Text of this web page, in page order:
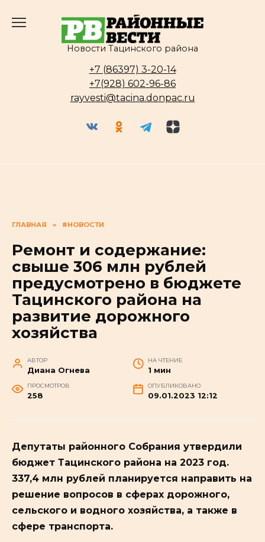
Новости Тацинского района
+7 (86397) 3-20-14
+7(928) 602-96-86
rayvesti@tacina.donpac.ru
ГЛАВНАЯ » #НОВОСТИ
Ремонт и содержание:
свыше 306 млн рублей
предусмотрено в бюджете
Тацинского района на
развитие дорожного
хозяйства
АВТОР
Диана Огнева
НА ЧТЕНИЕ
1 мин
ПРОСМОТРОВ
258
ОПУБЛИКОВАНО
09.01.2023 12:12
Депутаты районного Собрания утвердили
бюджет Тацинского района на 2023 год.
337,4 млн рублей планируется направить на
решение вопросов в сферах дорожного,
сельского и водного хозяйства, а также в
сфере транспорта.